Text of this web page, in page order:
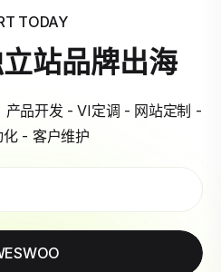
TODAY
站品牌出海
产品开发 - VI定调 - 网站定制 -
化 - 客户维护